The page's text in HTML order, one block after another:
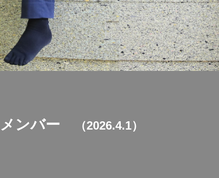
メンバー （2026.4.1）